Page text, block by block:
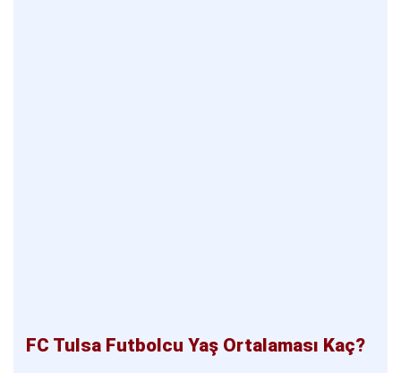
FC Tulsa Futbolcu Yaş Ortalaması Kaç?